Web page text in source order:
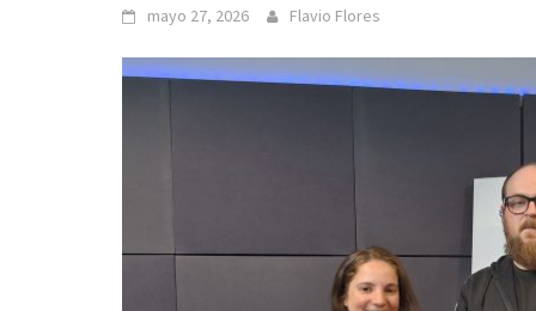
mayo 27, 2026 Flavio Flores